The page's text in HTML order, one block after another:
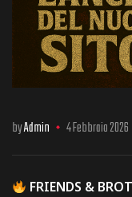
byAdmin 4 Febbraio 2026
FRIENDS &